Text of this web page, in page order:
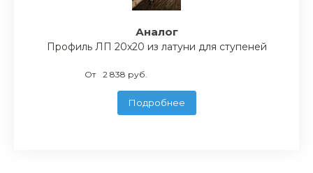
Аналог
Профиль ЛП 20x20 из латуни для ступеней
От 2 838 руб.
Подробнее